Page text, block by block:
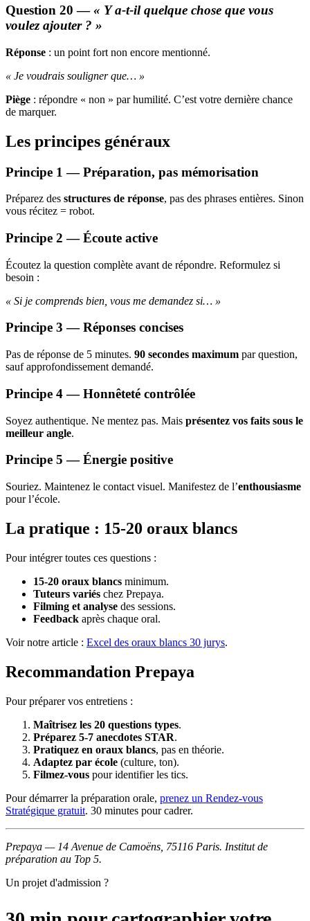
Question 20 —« Y a-t-il quelque chose que vous
voulez ajouter ? »
Réponse : un point fort non encore mentionné.
« Je voudrais souligner que… »
Piège : répondre « non » par humilité. C’est votre dernière chance
de marquer.
Les principes généraux
Principe 1 — Préparation, pas mémorisation
Préparez des structures de réponse, pas des phrases entières. Sinon
vous récitez = robot.
Principe 2 — Écoute active
Écoutez la question complète avant de répondre. Reformulez si
besoin :
« Si je comprends bien, vous me demandez si… »
Principe 3 — Réponses concises
Pas de réponse de 5 minutes. 90 secondes maximum par question,
sauf approfondissement demandé.
Principe 4 — Honnêteté contrôlée
Soyez authentique. Ne mentez pas. Mais présentez vos faits sous le
meilleur angle.
Principe 5 — Énergie positive
Souriez. Maintenez le contact visuel. Manifestez de l’enthousiasme
pour l’école.
La pratique : 15-20 oraux blancs
Pour intégrer toutes ces questions :
15-20 oraux blancs minimum.
Tuteurs variés chez Prepaya.
Filming et analyse des sessions.
Feedback après chaque oral.
Voir notre article : Excel des oraux blancs 30 jurys.
Recommandation Prepaya
Pour préparer vos entretiens :
Maîtrisez les 20 questions types.
Préparez 5-7 anecdotes STAR.
Pratiquez en oraux blancs, pas en théorie.
Adaptez par école (culture, ton).
Filmez-vous pour identifier les tics.
Pour démarrer la préparation orale, prenez un Rendez-vous
Stratégique gratuit. 30 minutes pour cadrer.
Prepaya — 14 Avenue de Camoëns, 75116 Paris. Institut de
préparation au Top 5.
Un projet d'admission ?